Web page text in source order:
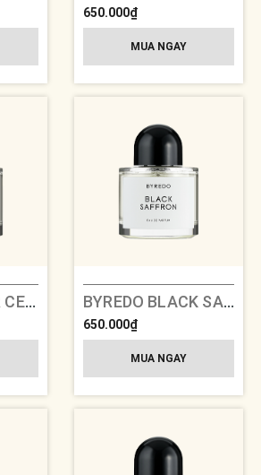
650.000₫
MUA NGAY
BYREDO SUPER CEDAR BYREDO BLACK SAFFRON
650.000₫
MUA NGAY